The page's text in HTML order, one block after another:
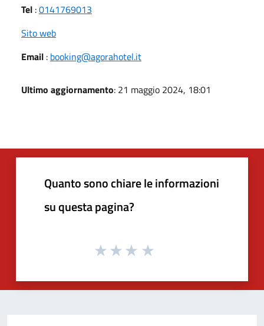
Tel :0141769013
Sito web
Email : booking@agorahotel.it
Ultimo aggiornamento: 21 maggio 2024, 18:01
Quanto sono chiare le informazioni
su questa pagina?